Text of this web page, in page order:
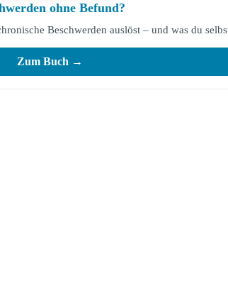
ohne Befund?
Beschwerden auslöst – und was du
Zum Buch →